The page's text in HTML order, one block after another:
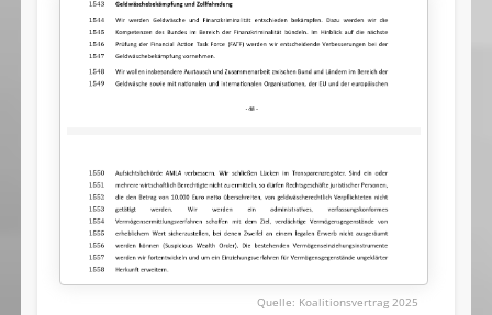
Koalitionsvertrag 2025